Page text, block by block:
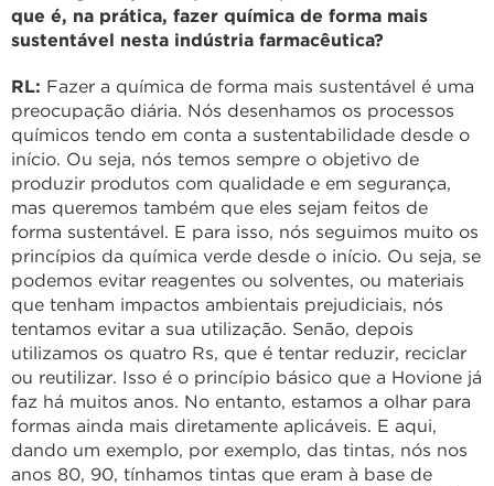
que é, na prática, fazer química de forma mais
sustentável nesta indústria farmacêutica?
RL: Fazer a química de forma mais sustentável é uma
preocupação diária. Nós desenhamos os processos
químicos tendo em conta a sustentabilidade desde o
início. Ou seja, nós temos sempre o objetivo de
produzir produtos com qualidade e em segurança,
mas queremos também que eles sejam feitos de
forma sustentável. E para isso, nós seguimos muito os
princípios da química verde desde o início. Ou seja, se
podemos evitar reagentes ou solventes, ou materiais
que tenham impactos ambientais prejudiciais, nós
tentamos evitar a sua utilização. Senão, depois
utilizamos os quatro Rs, que é tentar reduzir, reciclar
ou reutilizar. Isso é o princípio básico que a Hovione já
faz há muitos anos. No entanto, estamos a olhar para
formas ainda mais diretamente aplicáveis. E aqui,
dando um exemplo, por exemplo, das tintas, nós nos
anos 80, 90, tínhamos tintas que eram à base de